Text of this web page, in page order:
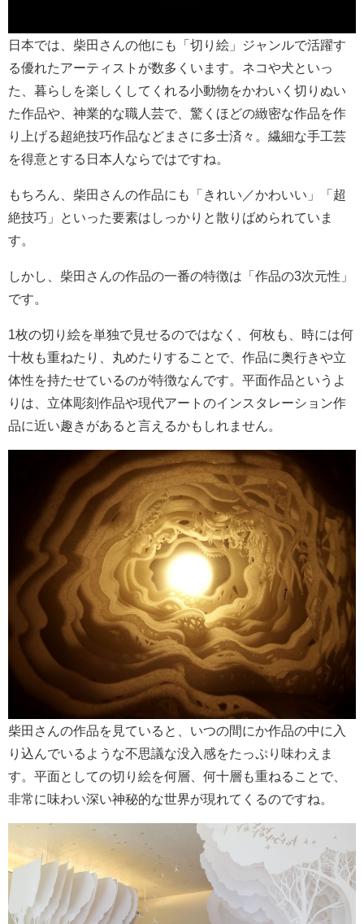
日本では、柴田さんの他にも「切り絵」ジャンルで活躍す
る優れたアーティストが数多くいます。ネコや犬といっ
た、暮らしを楽しくしてくれる小動物をかわいく切りぬい
た作品や、神業的な職人芸で、驚くほどの緻密な作品を作
り上げる超絶技巧作品などまさに多士済々。繊細な手工芸
を得意とする日本人ならではですね。
もちろん、柴田さんの作品にも「きれい／かわいい」「超
絶技巧」といった要素はしっかりと散りばめられていま
す。
しかし、柴田さんの作品の一番の特徴は「作品の3次元性」
です。
1枚の切り絵を単独で見せるのではなく、何枚も、時には何
十枚も重ねたり、丸めたりすることで、作品に奥行きや立
体性を持たせているのが特徴なんです。平面作品というよ
りは、立体彫刻作品や現代アートのインスタレーション作
品に近い趣きがあると言えるかもしれません。
柴田さんの作品を見ていると、いつの間にか作品の中に入
り込んでいるような不思議な没入感をたっぷり味わえま
す。平面としての切り絵を何層、何十層も重ねることで、
非常に味わい深い神秘的な世界が現れてくるのですね。